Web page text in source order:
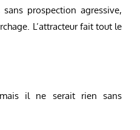
prospection agressive,
L’attracteur fait tout le
il ne serait rien sans